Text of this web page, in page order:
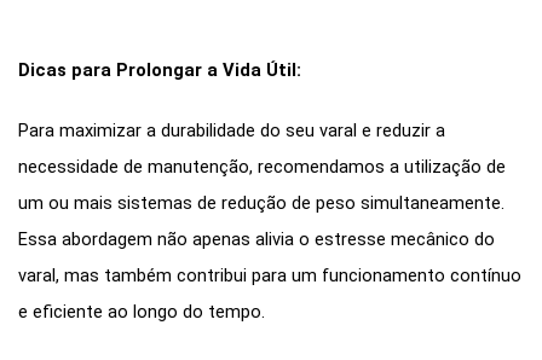
Dicas para Prolongar a Vida Útil:
Para maximizar a durabilidade do seu varal e reduzir a
necessidade de manutenção, recomendamos a utilização de
um ou mais sistemas de redução de peso simultaneamente.
Essa abordagem não apenas alivia o estresse mecânico do
varal, mas também contribui para um funcionamento contínuo
e eficiente ao longo do tempo.